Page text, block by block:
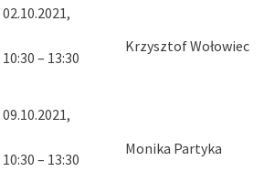
02.10.2021,
10:30 – 13:30
Krzysztof Wołowiec
09.10.2021,
10:30 – 13:30
Monika Partyka